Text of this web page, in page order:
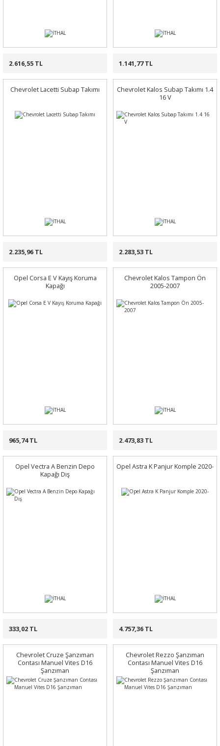
2.616,55 TL 1.141,77 TL
Chevrolet Lacetti Subap Takımı
2.235,96 TL
Chevrolet Kalos Subap Takımı 1.4
16 V
2.283,53 TL
Opel Corsa E V Kayış Koruma
Kapağı
965,74 TL
Chevrolet Kalos Tampon Ön
2005-2007
2.473,83 TL
Opel Vectra A Benzin Depo
Kapağı Dış
333,02 TL
Opel Astra K Panjur Komple 2020-
4.757,36 TL
Chevrolet Cruze Şanzıman
Contası Manuel Vites D16
Şanzıman
Chevrolet Rezzo Şanzıman
Contası Manuel Vites D16
Şanzıman